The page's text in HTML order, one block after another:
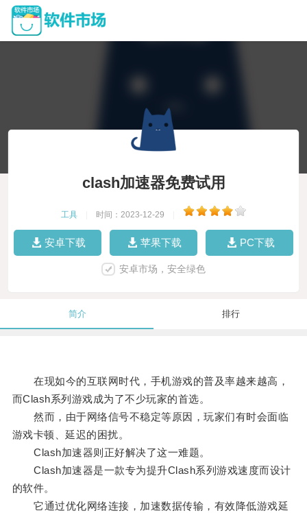
clash加速器免费试用
工具 时间：2023-12-29
安卓下载 苹果下载 PC下载
安卓市场，安全绿色
简介 排行
在现如今的互联网时代，手机游戏的普及率越来越高，
而Clash系列游戏成为了不少玩家的首选。
然而，由于网络信号不稳定等原因，玩家们有时会面临
游戏卡顿、延迟的困扰。
Clash加速器则正好解决了这一难题。
Clash加速器是一款专为提升Clash系列游戏速度而设计
的软件。
它通过优化网络连接，加速数据传输，有效降低游戏延